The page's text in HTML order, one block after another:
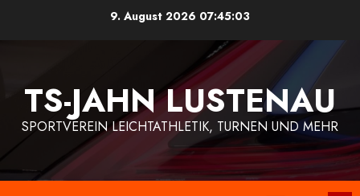
9. August 2026 07:45:04
TS-JAHN LUSTENAU
SPORTVEREIN LEICHTATHLETIK, TURNEN UND MEHR